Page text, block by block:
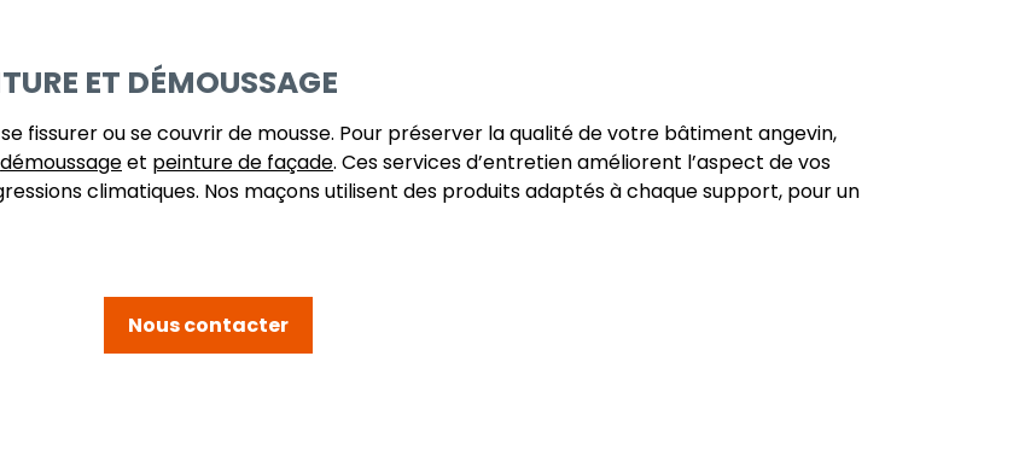
ET DÉMOUSSAGE
fissurer ou se couvrir de mousse. Pour préserver la qualité de votre bâtiment angevin,
démoussageet peinture de façade. Ces services d’entretien améliorent l’aspect de vos
climatiques. Nos maçons utilisent des produits adaptés à chaque support, pour un
Nous contacter